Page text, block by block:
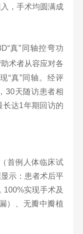
，手术均圆满成
真”同轴控弯功
术者从容应对各
“真”同轴。经评
30天随访患者相
长达1年期回访的
首例人体临床试
示：患者术后平
100%实现手术及
）、无瓣中瓣植